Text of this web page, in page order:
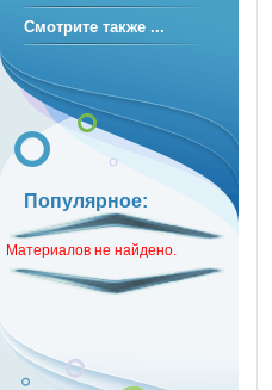
Смотрите также ...
Популярное:
Материалов не найдено.